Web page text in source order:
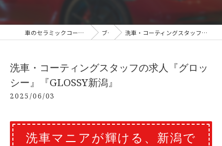
車のセラミックコーティング専門店 GLOSSY新潟 ブログ 洗車・コーティングスタッフの求人『グロッシー』『GLOSSY新潟』
洗車・コーティングスタッフの求人『グロッ
シー』『GLOSSY新潟』
2025/06/03
洗車マニアが輝ける、新潟で